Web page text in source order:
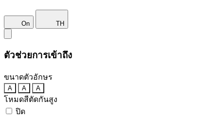
On TH
ตัวช่วยการเข้าถึง
ขนาดตัวอักษร
A A A
โหมดสีตัดกันสูง
ปิด